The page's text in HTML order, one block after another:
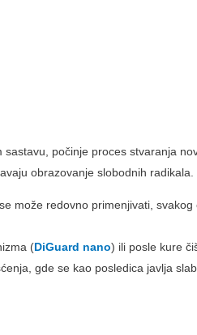
počinje proces stvaranja
obrazovanje slobodnih radikala.
se može redovno primenjivati,
(DiGuard nano) ili posle kure
gde se kao posledica javlja